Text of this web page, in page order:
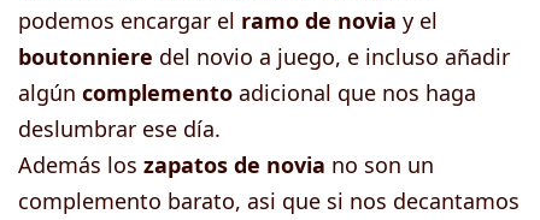
podemos encargar el ramo de novia y el
boutonniere del novio a juego, e incluso añadir
algún complemento adicional que nos haga
deslumbrar ese día.
Además los zapatos de novia no son un
complemento barato, asi que si nos decantamos